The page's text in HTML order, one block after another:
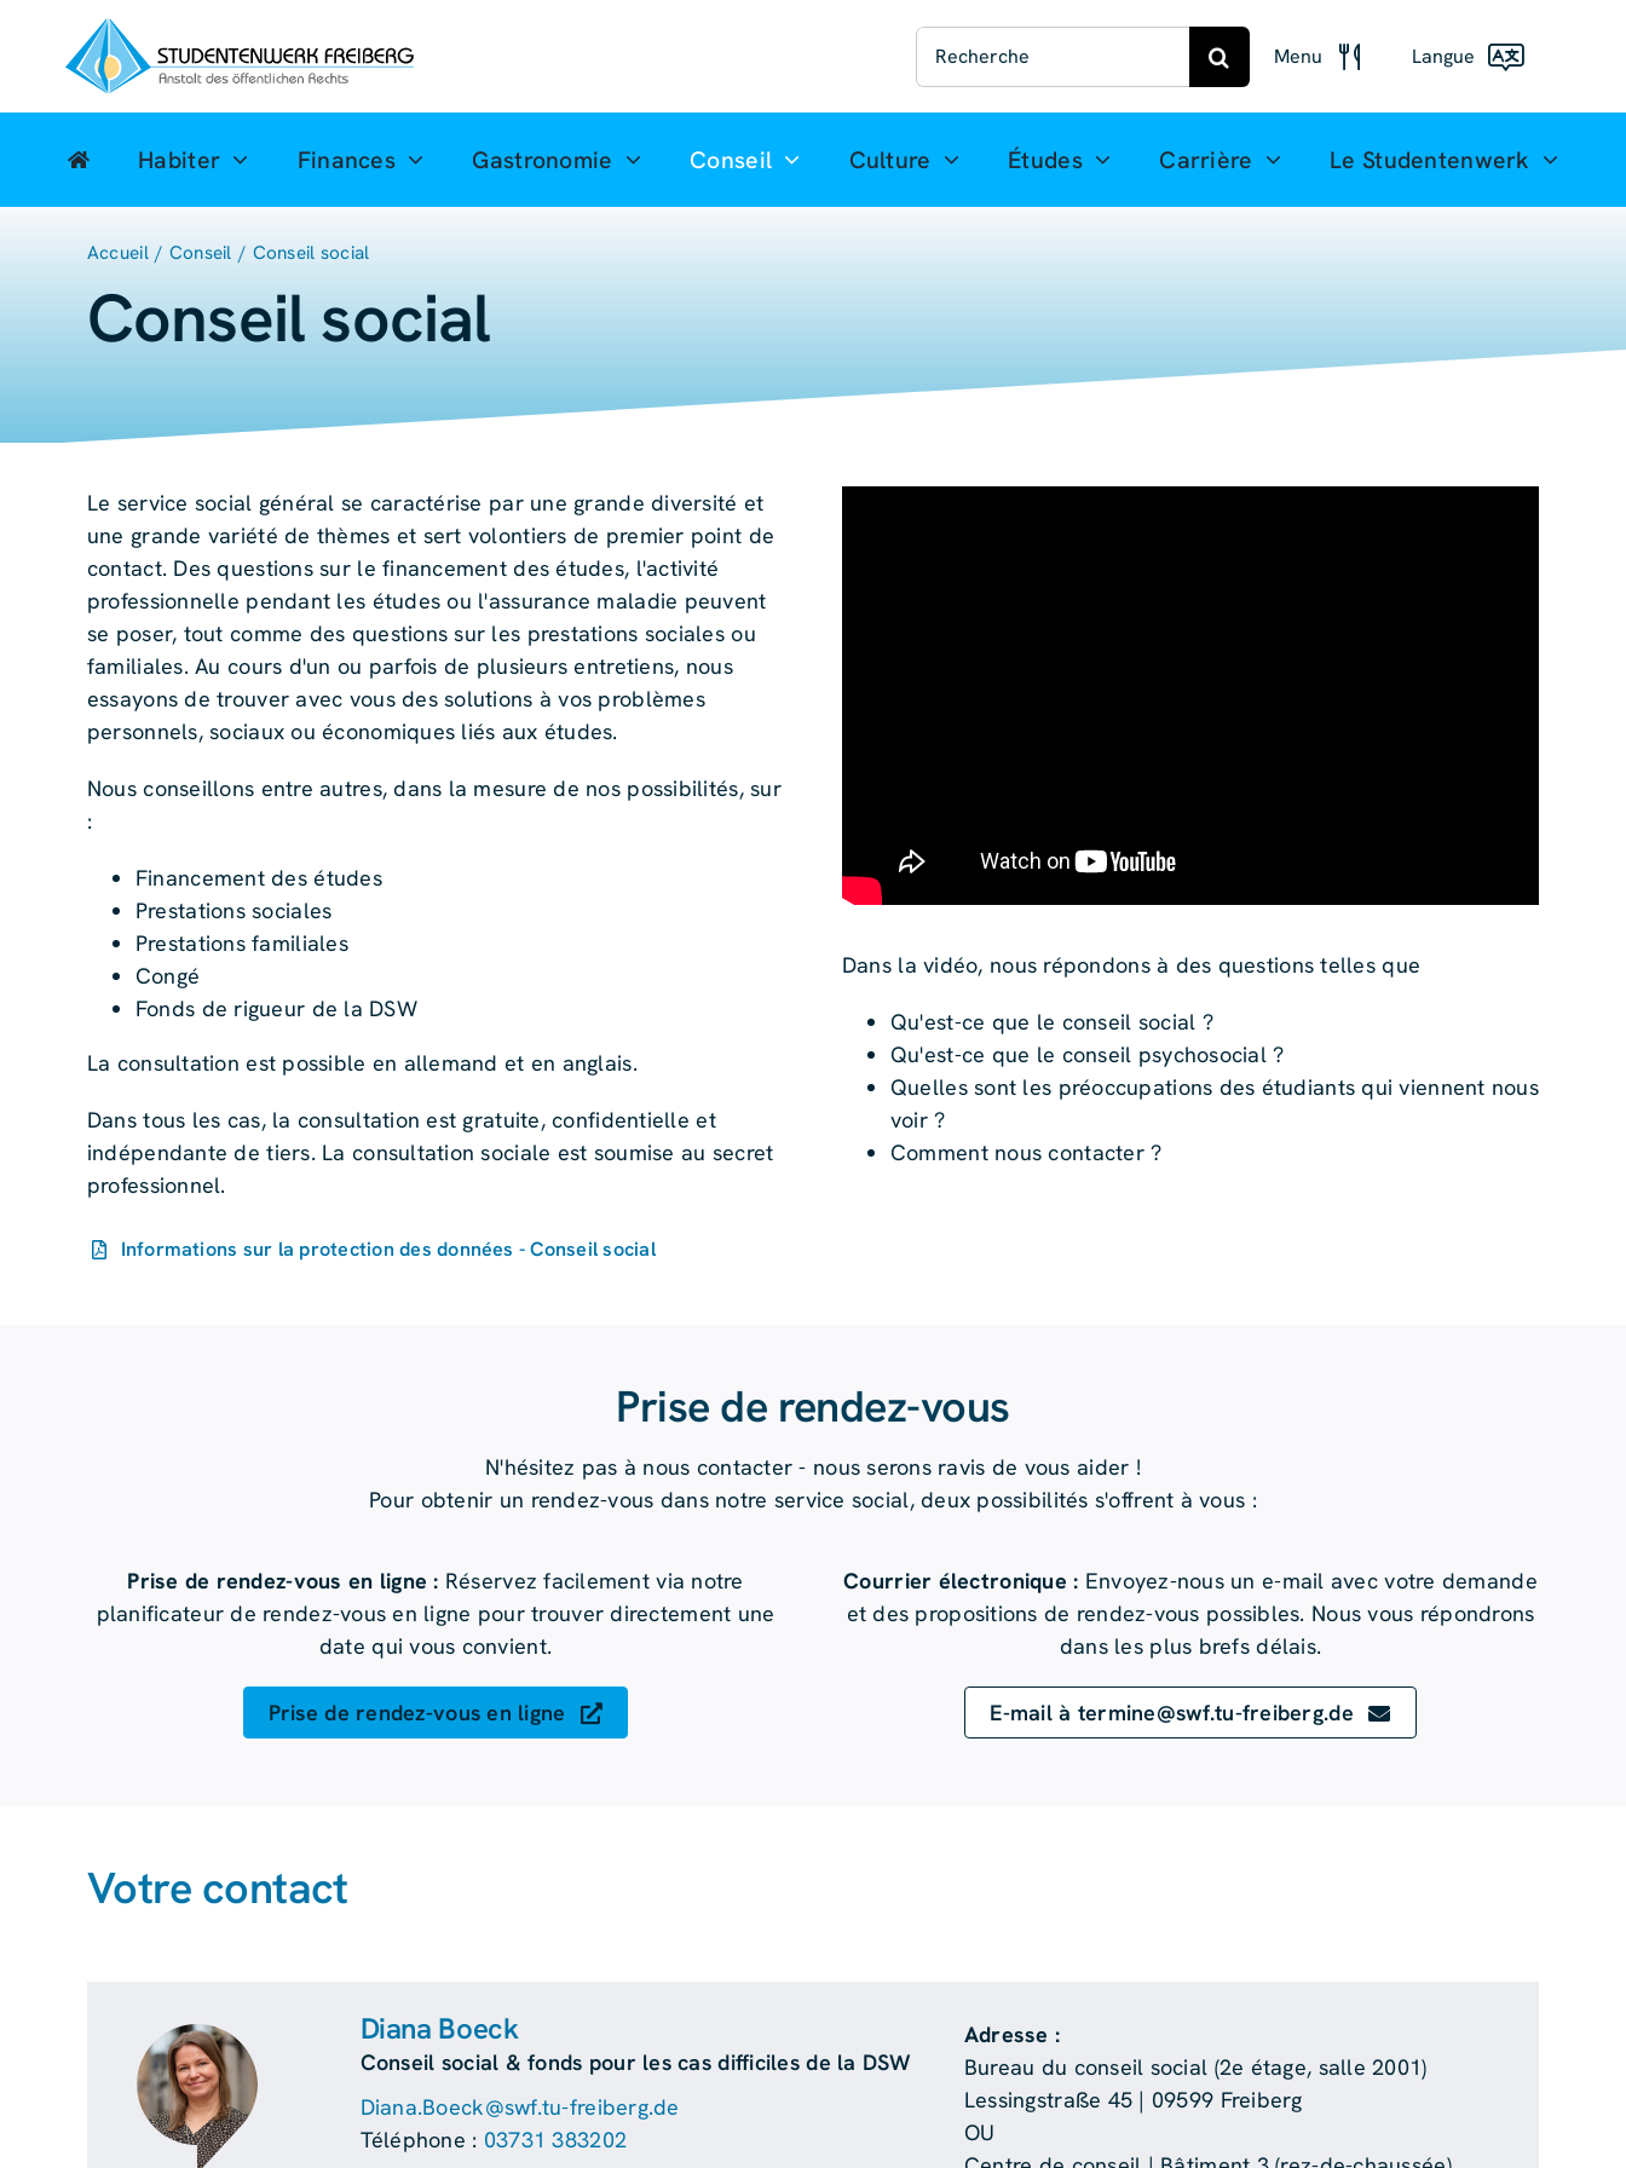
content
Recherche
de
:
Menu
Freiberg
Langue
English
Habiter Finances Gastronomie Conseil Culture Études Carrière Le Studentenwerk
Accueil Conseil Conseil social
Conseil social
Le service social général se caractérise par une grande diversité et
une grande variété de thèmes et sert volontiers de premier point de
contact. Des questions sur le financement des études, l'activité
professionnelle pendant les études ou l'assurance maladie peuvent
se poser, tout comme des questions sur les prestations sociales ou
familiales. Au cours d'un ou parfois de plusieurs entretiens, nous
essayons de trouver avec vous des solutions à vos problèmes
personnels, sociaux ou économiques liés aux études.
Nous conseillons entre autres, dans la mesure de nos possibilités, sur
:
Financement des études
Prestations sociales
Prestations familiales
Congé
Fonds de rigueur de la DSW
La consultation est possible en allemand et en anglais.
Dans tous les cas, la consultation est gratuite, confidentielle et
indépendante de tiers. La consultation sociale est soumise au secret
professionnel.
Informations sur la protection des données - Conseil social
Dans la vidéo, nous répondons à des questions telles que
Qu'est-ce que le conseil social ?
Qu'est-ce que le conseil psychosocial ?
Quelles sont les préoccupations des étudiants qui viennent nous
voir ?
Comment nous contacter ?
Prise de rendez-vous
N'hésitez pas à nous contacter - nous serons ravis de vous aider !
Pour obtenir un rendez-vous dans notre service social, deux possibilités s'offrent à vous :
Prise de rendez-vous en ligne : Réservez facilement via notre
planificateur de rendez-vous en ligne pour trouver directement une
date qui vous convient.
Prise de rendez-vous en ligne
Courrier électronique : Envoyez-nous un e-mail avec votre demande
et des propositions de rendez-vous possibles. Nous vous répondrons
dans les plus brefs délais.
E-mail à termine@swf.tu-freiberg.de
Votre contact
Diana Boeck
Conseil social & fonds pour les cas difficiles de la DSW
Diana.Boeck@swf.tu-freiberg.de
Téléphone : 03731 383202
Adresse :
Bureau du conseil social (2e étage, salle 2001)
Lessingstraße 45 | 09599 Freiberg
OU